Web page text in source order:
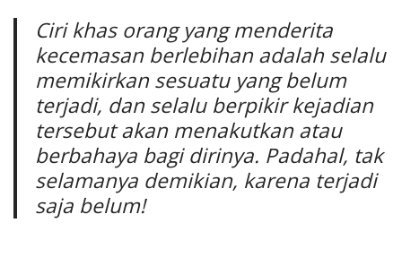
Ciri khas orang yang menderita
kecemasan berlebihan adalah selalu
memikirkan sesuatu yang belum
terjadi, dan selalu berpikir kejadian
tersebut akan menakutkan atau
berbahaya bagi dirinya. Padahal, tak
selamanya demikian, karena terjadi
saja belum!